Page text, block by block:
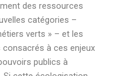
des ressources
catégories –
verts » – et les
à ces enjeux
publics à